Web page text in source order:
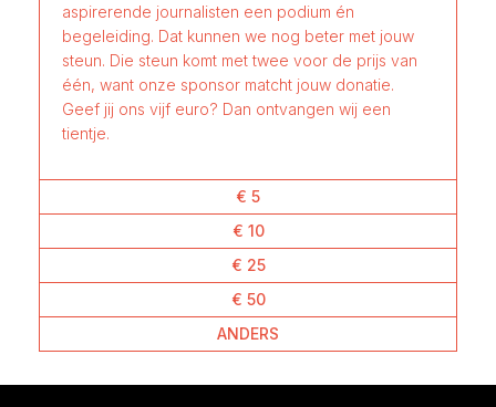
aspirerende journalisten een podium én
begeleiding. Dat kunnen we nog beter met jouw
steun. Die steun komt met twee voor de prijs van
één, want onze sponsor matcht jouw donatie.
Geef jij ons vijf euro? Dan ontvangen wij een
tientje.
€ 5
€ 10
€ 25
€ 50
ANDERS